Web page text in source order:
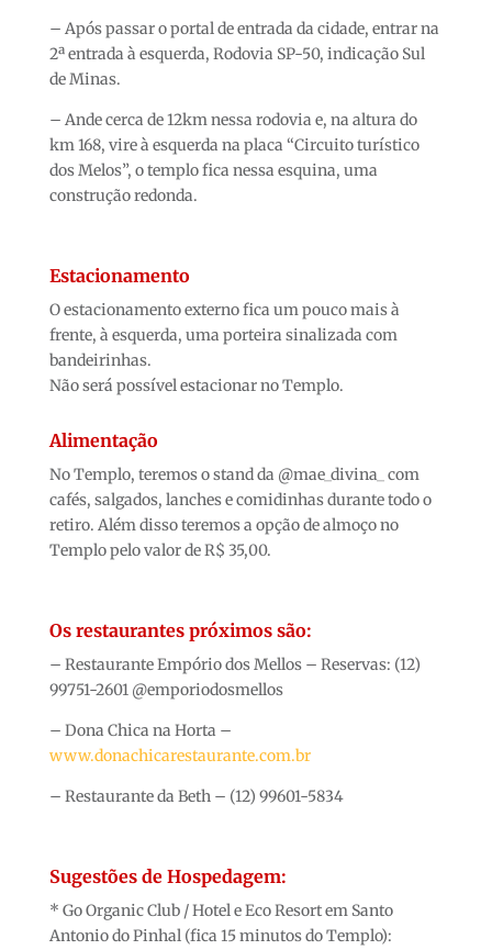
– Após passar o portal de entrada da cidade, entrar na
2ª entrada à esquerda, Rodovia SP-50, indicação Sul
de Minas.
– Ande cerca de 12km nessa rodovia e, na altura do
km 168, vire à esquerda na placa “Circuito turístico
dos Melos”, o templo fica nessa esquina, uma
construção redonda.
Estacionamento
O estacionamento externo fica um pouco mais à
frente, à esquerda, uma porteira sinalizada com
bandeirinhas.
Não será possível estacionar no Templo.
Alimentação
No Templo, teremos o stand da @mae_divina_ com
cafés, salgados, lanches e comidinhas durante todo o
retiro. Além disso teremos a opção de almoço no
Templo pelo valor de R$ 35,00.
Os restaurantes próximos são:
– Restaurante Empório dos Mellos – Reservas: (12)
99751-2601 @emporiodosmellos
– Dona Chica na Horta –
www.donachicarestaurante.com.br
– Restaurante da Beth – (12) 99601-5834
Sugestões de Hospedagem:
* Go Organic Club / Hotel e Eco Resort em Santo
Antonio do Pinhal (fica 15 minutos do Templo):